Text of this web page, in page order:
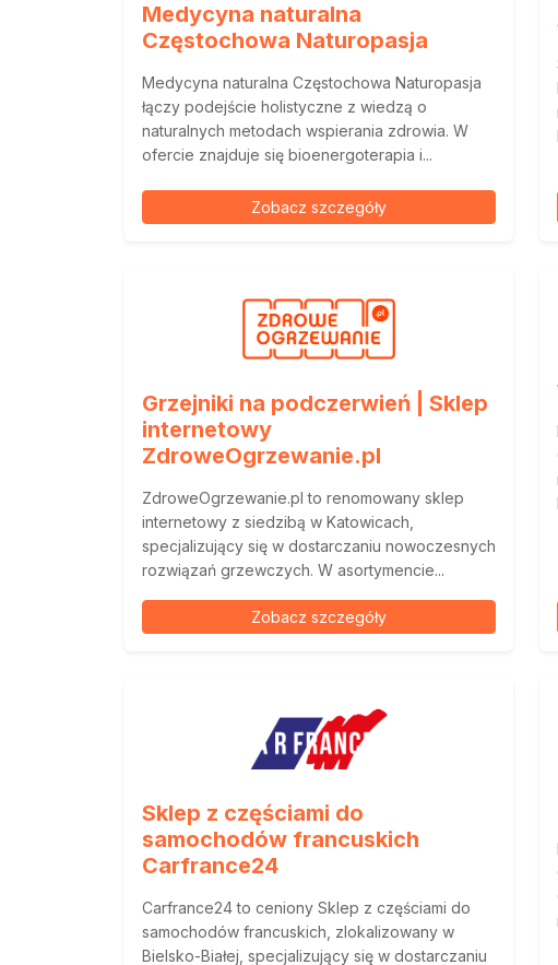
Medycyna naturalna
Częstochowa Naturopasja
Medycyna naturalna Częstochowa Naturopasja
łączy podejście holistyczne z wiedzą o
naturalnych metodach wspierania zdrowia. W
ofercie znajduje się bioenergoterapia i...
Zobacz szczegóły
Grzejniki na podczerwień | Sklep
internetowy
ZdroweOgrzewanie.pl
ZdroweOgrzewanie.pl to renomowany sklep
internetowy z siedzibą w Katowicach,
specjalizujący się w dostarczaniu nowoczesnych
rozwiązań grzewczych. W asortymencie...
Zobacz szczegóły
Sklep z częściami do
samochodów francuskich
Carfrance24
Carfrance24 to ceniony Sklep z częściami do
samochodów francuskich, zlokalizowany w
Bielsko-Białej, specjalizujący się w dostarczaniu